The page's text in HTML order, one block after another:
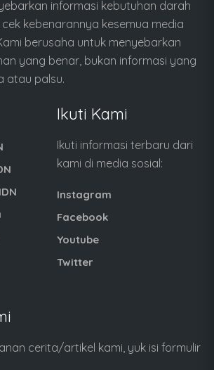
informasi kebutuhan darah
kebenarannya kesemua media
berusaha untuk menyebarkan
yang benar, bukan informasi yang
atau palsu.
Ikuti Kami
Ikuti informasi terbaru dari
kami di media sosial:
Instagram
Facebook
Youtube
Twitter
cerita/artikel kami, yuk isi formulir